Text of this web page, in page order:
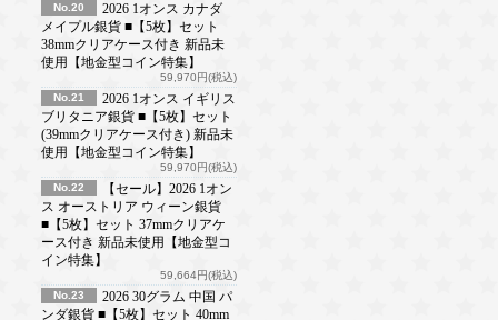
No.20
2026 1オンス カナダ
メイプル銀貨 ■【5枚】セット
38mmクリアケース付き 新品未
使用【地金型コイン特集】
59,970円(税込)
No.21
2026 1オンス イギリス
ブリタニア銀貨 ■【5枚】セット
(39mmクリアケース付き) 新品未
使用【地金型コイン特集】
59,970円(税込)
No.22
【セール】2026 1オン
ス オーストリア ウィーン銀貨
■【5枚】セット 37mmクリアケ
ース付き 新品未使用【地金型コ
イン特集】
59,664円(税込)
No.23
2026 30グラム 中国 パ
ンダ銀貨 ■【5枚】セット 40mm